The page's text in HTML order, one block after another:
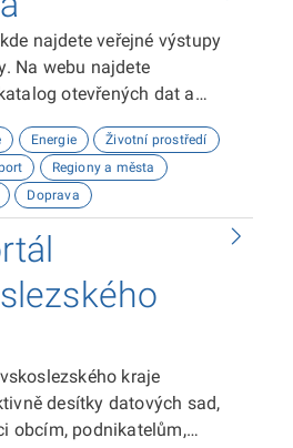
najdete veřejné výstupy
Na webu najdete
otevřených dat a
vizualizovat data o Praze.
platforma bude užitečná!
Energie
Životní prostředí
Regiony a města
Doprava
kraje
desítky datových sad,
obcím, podnikatelům,